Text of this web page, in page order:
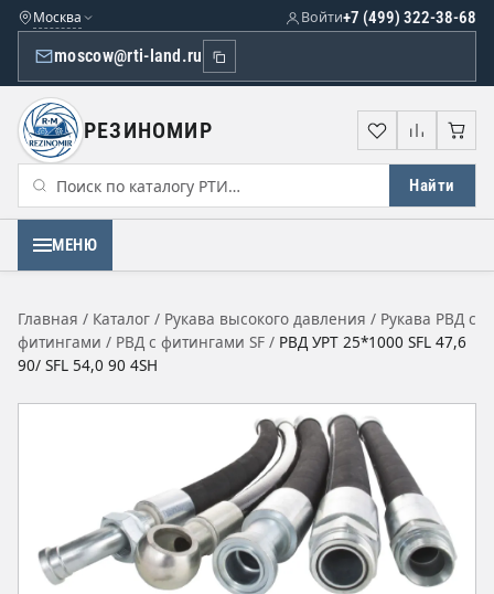
Москва
moscow@rti-land.ru
+7 (499) 322-38-68
Войти
РЕЗИНОМИР
Найти
Избранное
МЕНЮ
Главная / Каталог / Рукава высокого давления / Рукава РВД с
фитингами / РВД с фитингами SF / РВД УРТ 25*1000 SFL 47,6
90/ SFL 54,0 90 4SН